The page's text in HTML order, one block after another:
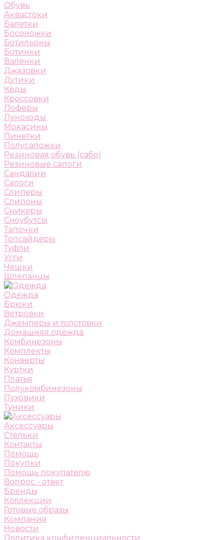
Обувь
Аквастоки
Балетки
Босоножки
Ботильоны
Ботинки
Валенки
Джазовки
Дутики
Кеды
Кроссовки
Лоферы
Луноходы
Мокасины
Пинетки
Полусапожки
Резиновая обувь (сабо)
Резиновые сапоги
Сандалии
Сапоги
Слиперы
Слипоны
Сникеры
Сноубутсы
Тапочки
Топсайдеры
Туфли
Угги
Чешки
Шлепанцы
Одежда
Брюки
Ветровки
Джемперы и толстовки
Домашняя одежда
Комбинезоны
Комплекты
Конверты
Куртки
Платья
Полукомбинезоны
Пуховики
Туники
Аксессуары
Стельки
Контакты
Помощь
Покупки
Помощь покупателю
Вопрос - ответ
Бренды
Коллекции
Готовые образы
Компания
Новости
Политика конфиденциальности